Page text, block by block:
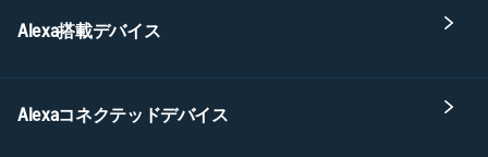
Alexa搭載デバイス
Alexaコネクテッドデバイス